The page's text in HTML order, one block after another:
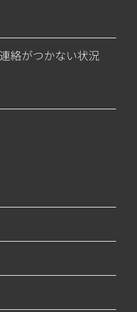
絡がつかない状況